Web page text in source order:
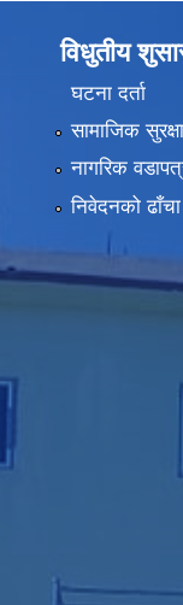
विधुतीय
घटना दर्ता
सामाजिक सुरक्षा
नागरिक
निवेदनको ढाँचा